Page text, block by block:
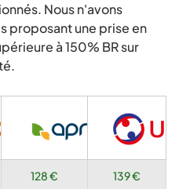
Nous n'avons
proposant une prise en
à 150% BR sur
128 € 139 €